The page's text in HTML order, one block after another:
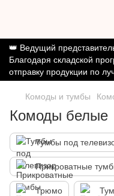
👑 Ведущий
Благодаря складской
отправку продукции по
Комоды и тумбы
Комоды белые
Тумбы под
Прикроватные
Трюмо